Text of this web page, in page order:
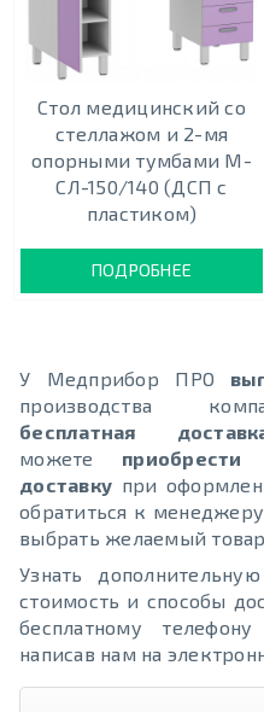
Стол медицинский со
стеллажом и 2-мя
опорными тумбами М-
СЛ-150/140 (ДСП с
пластиком)
ПОДРОБНЕЕ
У Медприбор ПРО
производства
бесплатная
можете приобрести
доставку при
обратиться к
выбрать желаемый
Узнать
стоимость и способы
бесплатному телефону
написав нам на